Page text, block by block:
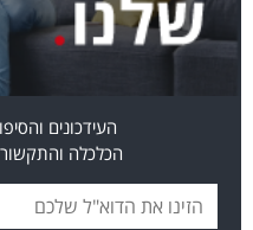
אחרינו:
העידכונים
הכלכלה